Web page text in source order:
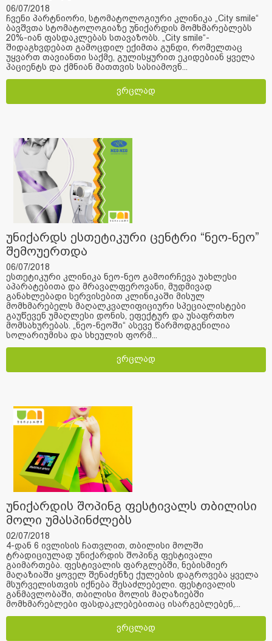
06/07/2018
ჩვენი პარტნიორი, სტომატოლოგიური კლინიკა „City smile“
ბავშვთა სტომატოლოგიაზე უნიქარდის მომხმარებლებს
20%-იან ფასდაკლებას სთავაზობს. „City smile“-
შიდაგხვდებათ გამოცდილ ექიმთა გუნდი, რომელთაც
უყვართ თავიანთი საქმე, გულისყურით ეკიდებიან ყველა
პაციენტს და ქმნიან მათთვის სასიამოვნ...
ვრცლად
უნიქარდს ესთეტიკური ცენტრი “ნეო-ნეო”
შემოუერთდა
06/07/2018
ესთეტიკური კლინიკა ნეო-ნეო გამოირჩევა უახლესი
აპარატებითა და მრავალფეროვანი, მუდმივად
განახლებადი სერვისებით კლინიკაში მისულ
მომხმარებელს მაღალკვალიფიციური სპეციალისტები
გაუწევენ უმაღლესი დონის, ეფექტურ და უსაფრთხო
მომსახურებას. „ნეო-ნეოში“ ასევე წარმოდგენილია
სოლარიუმისა და სხეულის ფორმ...
ვრცლად
უნიქარდის შოპინგ ფესტივალს თბილისი
მოლი უმასპინძლებს
02/07/2018
4-დან 6 ივლისის ჩათვლით, თბილისი მოლში
ტრადიციულად უნიქარდის შოპინგ ფესტივალი
გაიმართება. ფესტივალის ფარგლებში, ნებისმიერ
მაღაზიაში ყოველ შენაძენზე ქულების დაგროვება ყველა
მსურველისთვის იქნება შესაძლებელი. ფესტივალის
განმავლობაში, თბილისი მოლის მაღაზიებში
მომხმარებლები ფასდაკლებებითაც ისარგებლებენ,...
ვრცლად